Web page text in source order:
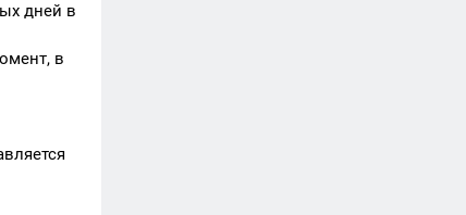
дней в
в